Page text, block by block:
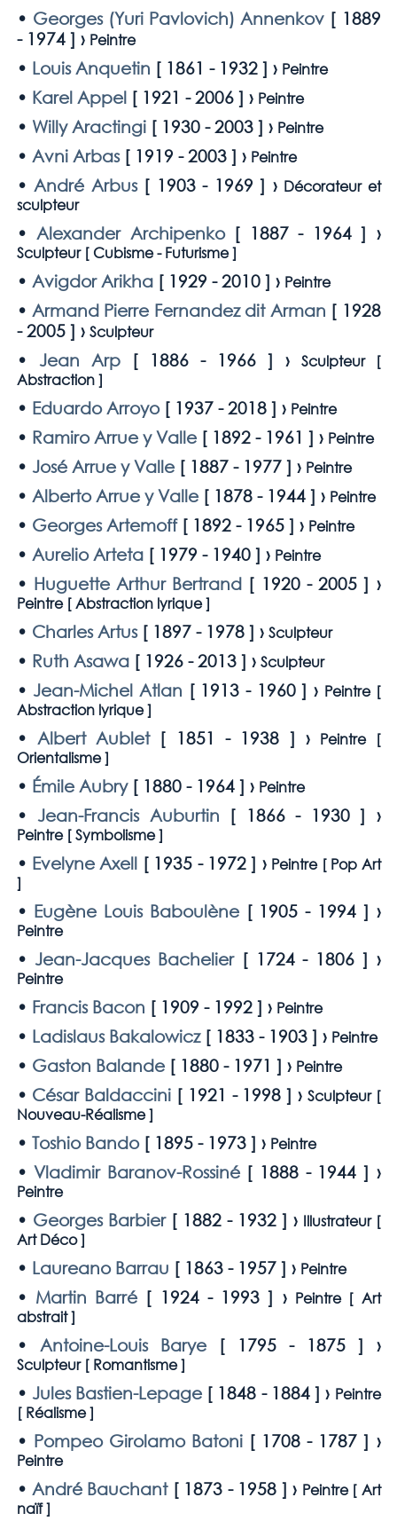
• Georges (Yuri Pavlovich) Annenkov [ 1889
- 1974] › Peintre
• Louis Anquetin [ 1861 - 1932] › Peintre
• Karel Appel[ 1921 - 2006] › Peintre
• Willy Aractingi[ 1930 - 2003] › Peintre
• Avni Arbas[ 1919 - 2003] › Peintre
• André Arbus[ 1903 - 1969 ] › Décorateur et
sculpteur
• Alexander Archipenko[ 1887 - 1964] ›
Sculpteur [Cubisme - Futurisme]
• Avigdor Arikha[ 1929 - 2010] › Peintre
• Armand Pierre Fernandez dit Arman [ 1928
- 2005] › Sculpteur
• Jean Arp[ 1886 - 1966] › Sculpteur [
Abstraction]
• Eduardo Arroyo[ 1937 - 2018] › Peintre
• Ramiro Arrue y Valle[ 1892 - 1961 ] › Peintre
• José Arrue y Valle[ 1887 - 1977] › Peintre
• Alberto Arrue y Valle[ 1878 - 1944] › Peintre
• Georges Artemoff[ 1892 - 1965] › Peintre
• Aurelio Arteta[ 1979 - 1940] › Peintre
• Huguette Arthur Bertrand [ 1920 - 2005 ] ›
Peintre [Abstraction lyrique]
• Charles Artus[ 1897 - 1978] › Sculpteur
• Ruth Asawa[ 1926 - 2013] › Sculpteur
•Jean-Michel Atlan [ 1913 - 1960] › Peintre [
Abstraction lyrique]
• Albert Aublet[ 1851 - 1938 ] › Peintre [
Orientalisme]
• Émile Aubry[ 1880 - 1964] › Peintre
• Jean-Francis Auburtin [ 1866 - 1930] ›
Peintre [Symbolisme]
• Evelyne Axell [ 1935 - 1972 ] › Peintre [ Pop Art
]
• Eugène Louis Baboulène[ 1905 - 1994] ›
Peintre
•Jean-Jacques Bachelier[ 1724 - 1806 ] ›
Peintre
• Francis Bacon [ 1909 - 1992] › Peintre
• Ladislaus Bakalowicz[ 1833 - 1903] › Peintre
• Gaston Balande[ 1880 - 1971 ] › Peintre
• César Baldaccini [ 1921 - 1998 ] › Sculpteur [
Nouveau-Réalisme]
• Toshio Bando[ 1895 - 1973] › Peintre
•Vladimir Baranov-Rossiné[ 1888 - 1944 ] ›
Peintre
• Georges Barbier[ 1882 - 1932] › Illustrateur [
Art Déco]
• Laureano Barrau [ 1863 - 1957] › Peintre
• Martin Barré [ 1924 - 1993 ] › Peintre [ Art
abstrait]
• Antoine-Louis Barye[ 1795 - 1875] ›
Sculpteur [ Romantisme]
• Jules Bastien-Lepage[ 1848 - 1884] › Peintre
[ Réalisme]
• Pompeo Girolamo Batoni[ 1708 - 1787 ] ›
Peintre
• André Bauchant[ 1873 - 1958 ] › Peintre [ Art
naïf]